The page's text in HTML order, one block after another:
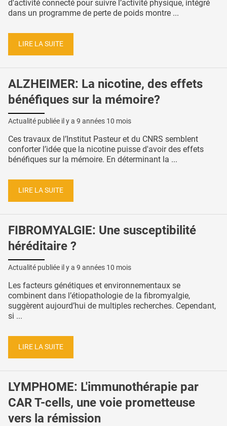
d'activité connecté pour suivre l’activité physique, intégré
dans un programme de perte de poids montre ...
LIRE LA SUITE
ALZHEIMER: La nicotine, des effets
bénéfiques sur la mémoire?
Actualité publiée il y a 9 années 10 mois
Ces travaux de l’Institut Pasteur et du CNRS semblent
conforter l’idée que la nicotine puisse d'avoir des effets
bénéfiques sur la mémoire. En déterminant la ...
LIRE LA SUITE
FIBROMYALGIE: Une susceptibilité
héréditaire ?
Actualité publiée il y a 9 années 10 mois
Les facteurs génétiques et environnementaux se
combinent dans l’étiopathologie de la fibromyalgie,
suggèrent aujourd’hui de multiples recherches. Cependant,
si ...
LIRE LA SUITE
LYMPHOME: L'immunothérapie par
CAR T-cells, une voie prometteuse
vers la rémission